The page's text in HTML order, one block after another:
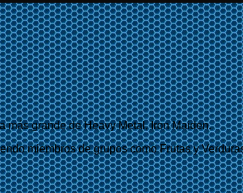
más grande de Heavy Metal, Iron Maiden.
miembros de grupos como Frutas y